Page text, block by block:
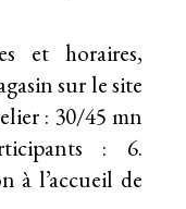
et horaires,
sur le site
: 30/45 mn
: 6.
à l’accueil de